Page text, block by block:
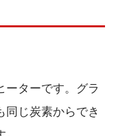
ーターです。グラ
同じ炭素からでき